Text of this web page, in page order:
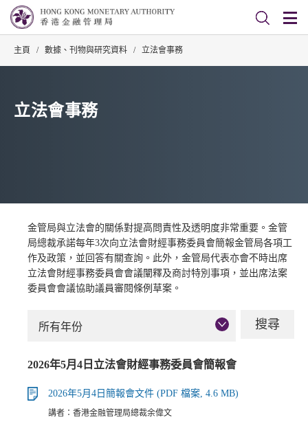
主頁 / 數據、刊物與研究資料 / 立法會事務
立法會事務
金管局與立法會的關係對提高問責性及透明度非常重要。金管
局總裁承諾每年3次向立法會財經事務委員會簡報金管局各項工
作及政策，並回答有關查詢。此外，金管局代表亦會不時出席
立法會財經事務委員會會議闡釋及商討特別事項，並出席法案
委員會會議協助議員審閱條例草案。
所有年份
2026年5月4日立法會財經事務委員會簡報會
2026年5月4日簡報會文件 (PDF 檔案, 4.6 MB)
講者：香港金融管理局總裁余偉文